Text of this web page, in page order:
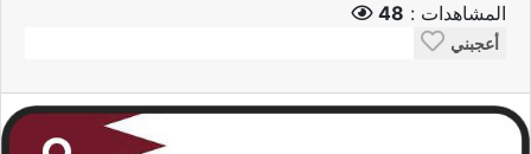
المشاهدات : 48
أعجبني